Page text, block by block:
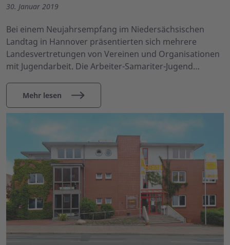
30. Januar 2019
Bei einem Neujahrsempfang im Niedersächsischen
Landtag in Hannover präsentierten sich mehrere
Landesvertretungen von Vereinen und Organisationen
mit Jugendarbeit. Die Arbeiter-Samariter-Jugend…
Mehr lesen